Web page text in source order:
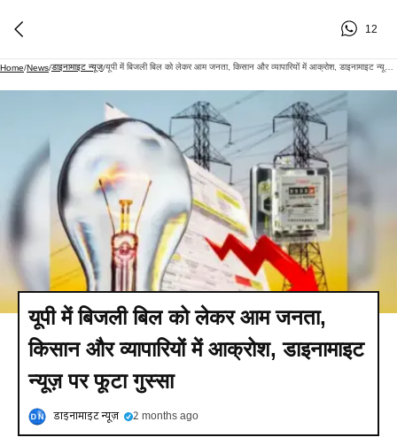
12
Home/News/डाइनामाइट न्यूज़/
यूपी में बिजली बिल को लेकर आम जनता,
किसान और व्यापारियों में आक्रोश, डाइनामाइट
न्यूज़ पर फूटा गुस्सा
डाइनामाइट न्यूज़ 2 months ago